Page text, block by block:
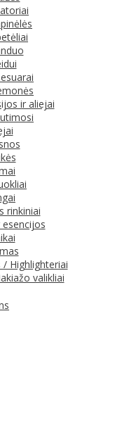
ir aliejai
rinkiniai
Highlighteriai
valikliai